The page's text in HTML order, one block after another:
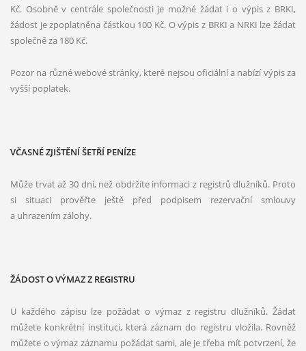
Kč. Osobně v centrále společnosti je možné žádat i o výpis z BRKI,
žádost je zpoplatněna částkou 100 Kč. O výpis z BRKI a NRKI lze žádat
společně za 180 Kč.
Pozor na různé webové stránky, které nejsou oficiální a nabízí výpis za
vyšší poplatek.
VČASNÉ ZJIŠTĚNÍ ŠETŘÍ PENÍZE
Může trvat až 30 dní, než obdržíte informaci z registrů dlužníků. Proto
si situaci prověřte ještě před podpisem rezervační smlouvy
a uhrazením zálohy.
ŽÁDOST O VÝMAZ Z REGISTRU
U každého zápisu lze požádat o výmaz z registru dlužníků. Žádat
můžete konkrétní instituci, která záznam do registru vložila. Rovněž
můžete o výmaz záznamu požádat sami, ale je třeba mít potvrzení, že